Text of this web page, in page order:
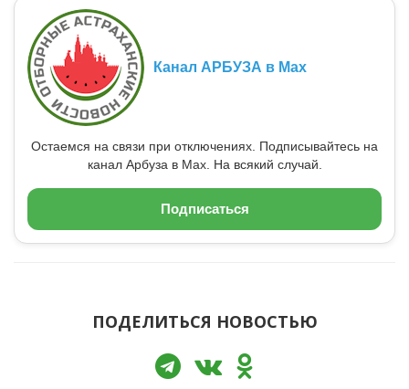
Канал АРБУЗА в Max
Остаемся на связи при отключениях. Подписывайтесь на
канал Арбуза в Max. На всякий случай.
Подписаться
ПОДЕЛИТЬСЯ НОВОСТЬЮ